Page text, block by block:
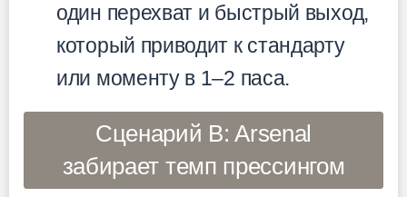
один перехват и быстрый выход,
который приводит к стандарту
или моменту в 1–2 паса.
Сценарий B: Arsenal
забирает темп прессингом